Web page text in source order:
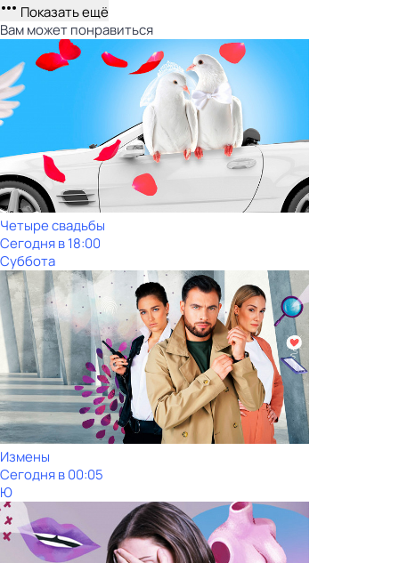
Показать ещё
Вам может понравиться
Четыре свадьбы
Сегодня в 18:00
Суббота
Измены
Сегодня в 00:05
Ю